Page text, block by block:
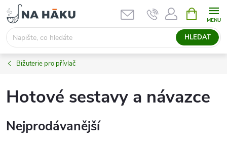
Přejít
na
obsah
HLEDAT
NÁKUPNÍ
KOŠÍK
Bižuterie pro přívlač
Hotové sestavy a návazce
Nejprodávanější